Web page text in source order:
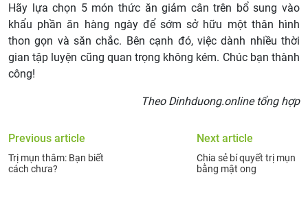
Hãy lựa chọn 5 món thức ăn giảm cân trên bổ sung vào
khẩu phần ăn hàng ngày để sớm sở hữu một thân hình
thon gọn và săn chắc. Bên cạnh đó, việc dành nhiều thời
gian tập luyện cũng quan trọng không kém. Chúc bạn thành
công!
Theo Dinhduong.online tổng hợp
Previous article
Trị mụn thâm: Bạn biết
cách chưa?
Next article
Chia sẻ bí quyết trị mụn
bằng mật ong